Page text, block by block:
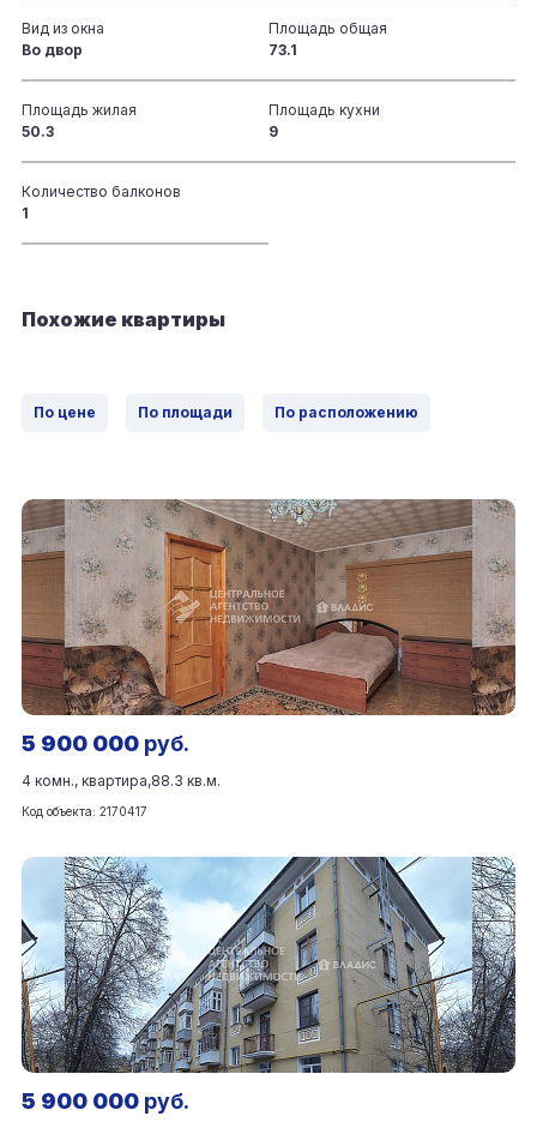
Вид из окна
Во двор
Площадь общая
73.1
Площадь жилая
50.3
Площадь кухни
9
Количество балконов
1
Похожие квартиры
По цене По площади По расположению
5 900 000 руб.
4 комн., квартира,88.3 кв.м.
Код объекта: 2170417
5 900 000 руб.